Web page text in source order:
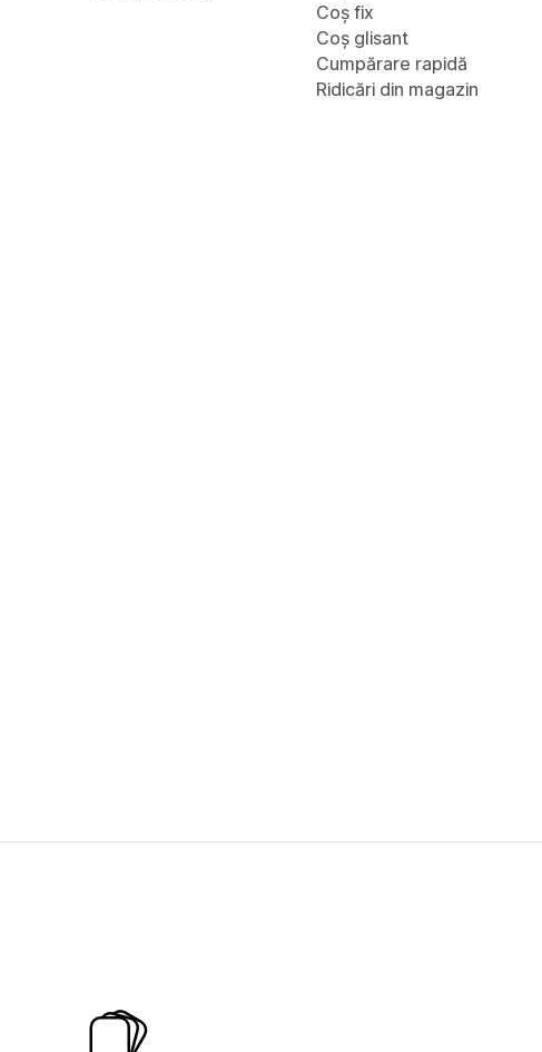
Coș fix
Coș glisant
Cumpărare rapidă
Ridicări din magazin